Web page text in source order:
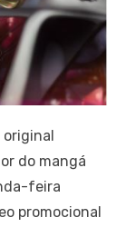
original
do mangá
feira
promocional